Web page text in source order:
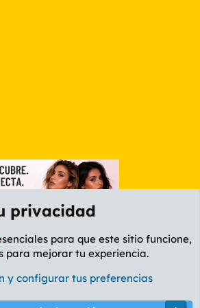
AMARILLO
privacidad
para que este sitio funcione,
para mejorar tu experiencia.
y configurar tus preferencias